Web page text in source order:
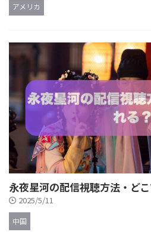
アメリカ
永夜星河の配信視聴方法・ど
2025/5/11
中国